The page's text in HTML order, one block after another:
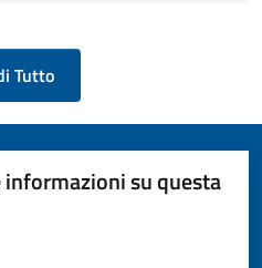
Tutto
su questa